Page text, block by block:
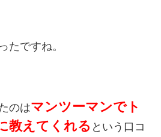
たですね。
のはマンツーマンでト
教えてくれる という口コ